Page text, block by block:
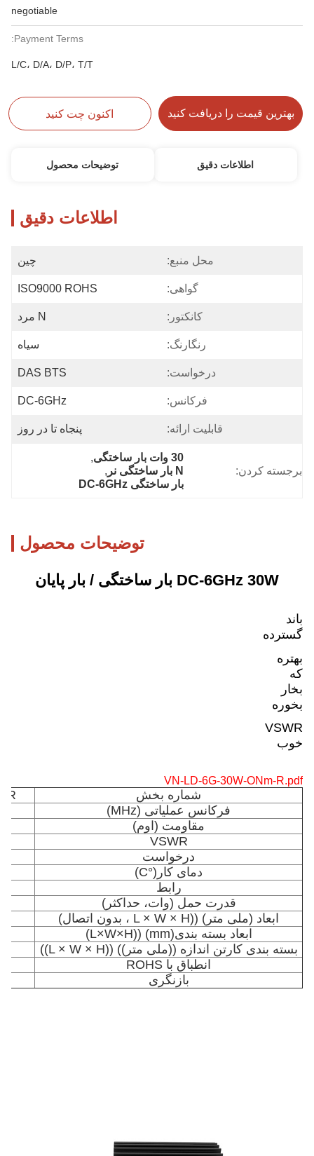
negotiable
Payment Terms:
L/C، D/A، D/P، T/T
بهترین قیمت را دریافت کنید اکنون چت کنید
اطلاعات دقیق توضیحات محصول
اطلاعات دقیق
محل منبع: چین
گواهی: ISO9000 ROHS
کانکتور: N مرد
رنگارنگ: سیاه
درخواست: DAS BTS
فرکانس: DC-6GHz
قابلیت ارائه: پنجاه تا در روز
برجسته کردن:
30 وات بار ساختگی
,
N بار ساختگی نر
,
بار ساختگی DC-6GHz
توضیحات محصول
DC-6GHz 30W بار ساختگی / بار پایان
باند
گسترده
بهتره
که
بخار
بخوره
VSWR
خوب
VN-LD-6G-30W-ONm-R.pdf
شماره بخش
R
فرکانس عملیاتی (MHz)
مقاومت (اوم)
VSWR
درخواست
دمای کار (°C)
رابط
قدرت حمل (وات، حداکثر)
ابعاد (ملی متر) ((L × W × H ، بدون اتصال)
ابعاد بسته بندی(mm) ((L×W×H)
بسته بندی کارتن اندازه ((ملی متر)) ((L × W × H))
انطباق با ROHS
بازنگری